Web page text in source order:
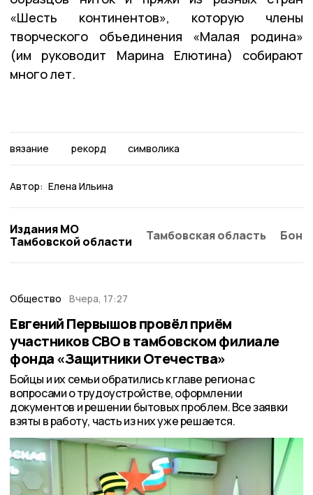
«Шесть континентов», которую члены
творческого объединения «Малая родина»
(им руководит Марина Елютина) собирают
много лет.
вязание рекорд символика
Автор: Елена Ильина
Издания МО
Тамбовской области
Тамбовская область
Общество Вчера, 17:27
Евгений Первышов провёл приём
участников СВО в тамбовском филиале
фонда «Защитники Отечества»
Бойцы и их семьи обратились к главе региона с
вопросами о трудоустройстве, оформлении
документов и решении бытовых проблем. Все заявки
взяты в работу, часть из них уже решается.